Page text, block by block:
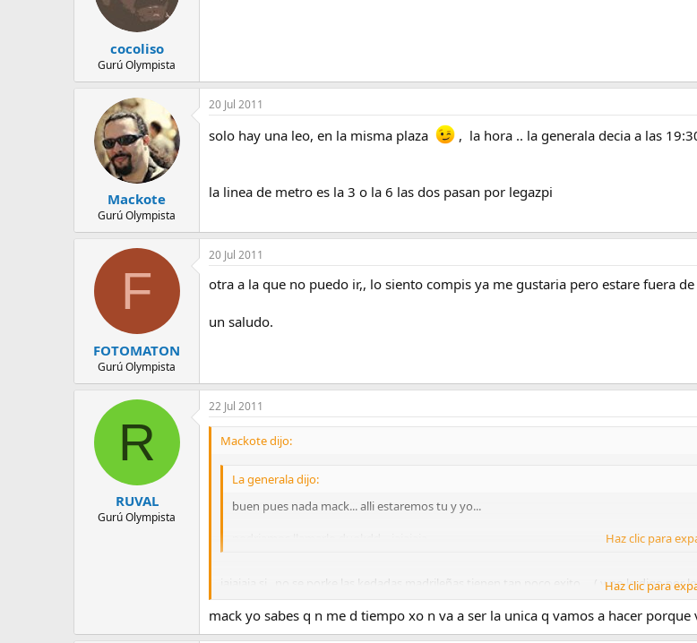
cocoliso
Gurú Olympista
Mackote
Gurú Olympista
20 Jul 2011
solo hay una leo, en la misma plaza , la hora .. la generala decia a las
la linea de metro es la 3 o la 6 las dos pasan por legazpi
F
FOTOMATON
Gurú Olympista
20 Jul 2011
otra a la que no puedo ir,, lo siento compis ya me gustaria pero estare fuera
un saludo.
R
RUVAL
Gurú Olympista
22 Jul 2011
Mackote dijo:
La generala dijo:
buen pues nada mack... alli estaremos tu y yo...
Haz clic para
jajajaja si , no se porke las kedadas madrileñas tienen tan poco exito.... ( y no lo digo
vez... los madrileños somos unos sosos :-\ me voy a tener ke ir a vivir a el norte si quiero
Haz clic para
mack yo sabes q n me d tiempo xo n va a ser la unica q vamos a hacer